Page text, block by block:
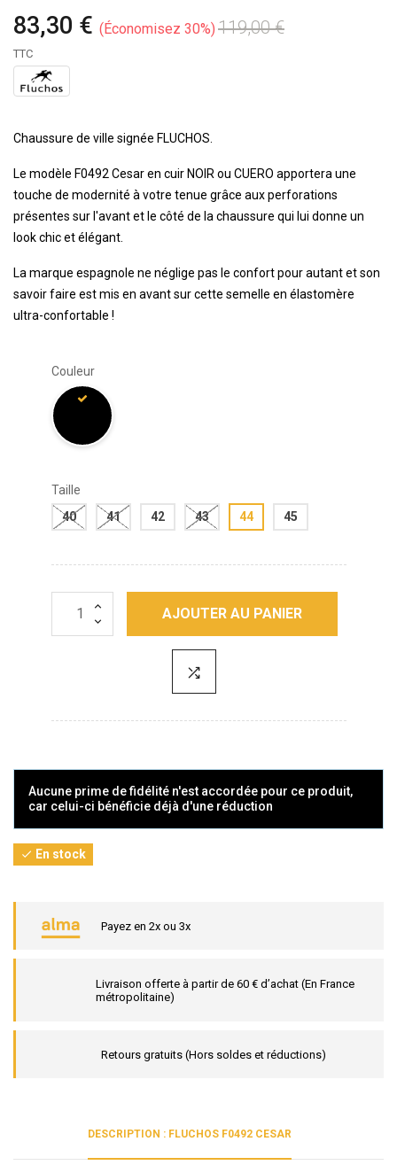
83,30 € Économisez 30% 119,00 €
TTC
Chaussure de ville signée FLUCHOS.
Le modèle F0492 Cesar en cuir NOIR ou CUERO apportera une
touche de modernité à votre tenue grâce aux perforations
présentes sur l'avant et le côté de la chaussure qui lui donne un
look chic et élégant.
La marque espagnole ne néglige pas le confort pour autant et son
savoir faire est mis en avant sur cette semelle en élastomère
ultra-confortable !
Couleur
Taille
40
41 42 43 44 45
AJOUTER AU PANIER
Aucune prime de fidélité n'est accordée pour ce produit,
car celui-ci bénéficie déjà d'une réduction
 En stock
Payez en 2x ou 3x
Livraison offerte à partir de 60 € d’achat (En France
métropolitaine)
Retours gratuits (Hors soldes et réductions)
DESCRIPTION : FLUCHOS F0492 CESAR